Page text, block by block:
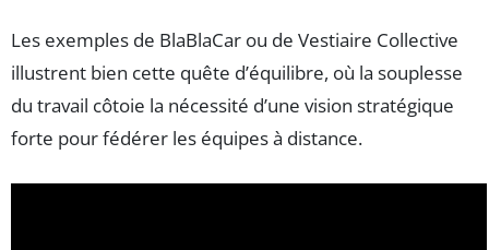
Les exemples de BlaBlaCar ou de Vestiaire Collective
illustrent bien cette quête d’équilibre, où la souplesse
du travail côtoie la nécessité d’une vision stratégique
forte pour fédérer les équipes à distance.